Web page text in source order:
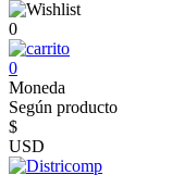
0
0
Moneda
Según producto
$
USD